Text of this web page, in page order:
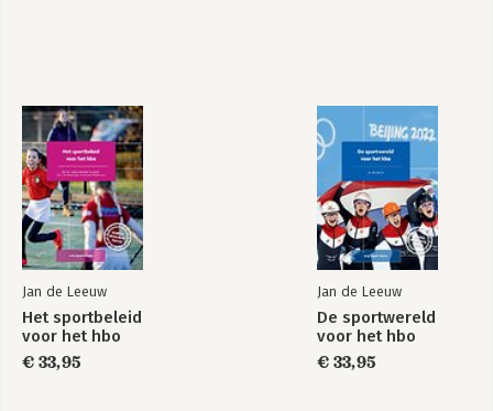
Jan de Leeuw
Het sportbeleid
voor het hbo
€ 33,95
Jan de Leeuw
De sportwereld
voor het hbo
€ 33,95